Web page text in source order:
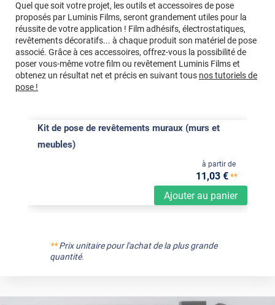
Quel que soit votre projet, les outils et accessoires de pose
proposés par Luminis Films, seront grandement utiles pour la
réussite de votre application ! Film adhésifs, électrostatiques,
revêtements décoratifs... à chaque produit son matériel de pose
associé. Grâce à ces accessoires, offrez-vous la possibilité de
poser vous-même votre film ou revêtement Luminis Films et
obtenez un résultat net et précis en suivant tous nos tutoriels de
pose !
Kit de pose de revêtements muraux (murs et
meubles)
Ajouter au panier
à partir de
11,03 €**
**Prix unitaire pour l'achat de la plus grande
quantité.